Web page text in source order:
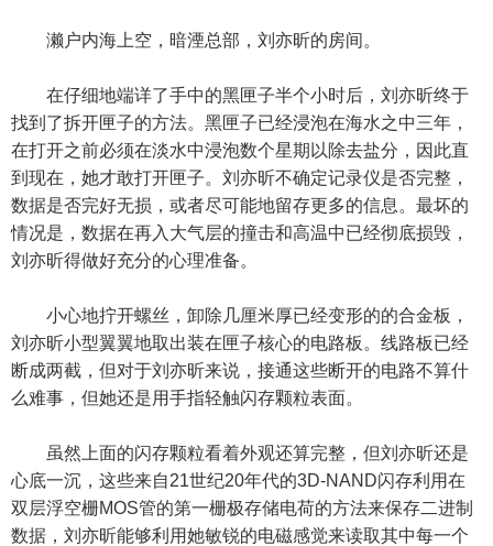
濑户内海上空，暗湮总部，刘亦昕的房间。
在仔细地端详了手中的黑匣子半个小时后，刘亦昕终于
找到了拆开匣子的方法。黑匣子已经浸泡在海水之中三年，
在打开之前必须在淡水中浸泡数个星期以除去盐分，因此直
到现在，她才敢打开匣子。刘亦昕不确定记录仪是否完整，
数据是否完好无损，或者尽可能地留存更多的信息。最坏的
情况是，数据在再入大气层的撞击和高温中已经彻底损毁，
刘亦昕得做好充分的心理准备。
小心地拧开螺丝，卸除几厘米厚已经变形的的合金板，
刘亦昕小型翼翼地取出装在匣子核心的电路板。线路板已经
断成两截，但对于刘亦昕来说，接通这些断开的电路不算什
么难事，但她还是用手指轻触闪存颗粒表面。
虽然上面的闪存颗粒看着外观还算完整，但刘亦昕还是
心底一沉，这些来自21世纪20年代的3D-NAND闪存利用在
双层浮空栅MOS管的第一栅极存储电荷的方法来保存二进制
数据，刘亦昕能够利用她敏锐的电磁感觉来读取其中每一个